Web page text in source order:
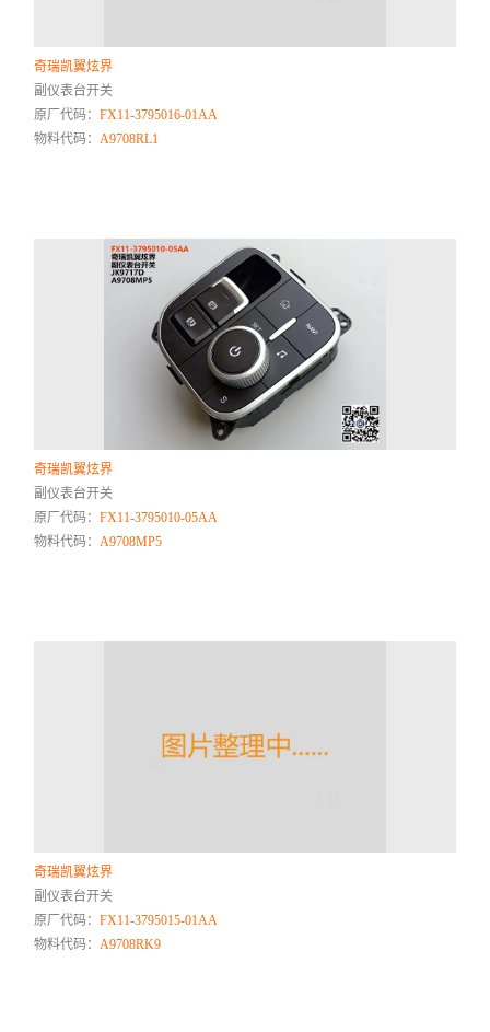
奇瑞凯翼炫界
副仪表台开关
原厂代码：FX11-3795016-01AA
物料代码：A9708RL1
奇瑞凯翼炫界
副仪表台开关
原厂代码：FX11-3795010-05AA
物料代码：A9708MP5
奇瑞凯翼炫界
副仪表台开关
原厂代码：FX11-3795015-01AA
物料代码： A9708RK9